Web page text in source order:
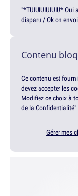
"*TUIUIUIUIUIU*
disparu / Ok on
Contenu
Ce contenu est
devez accepter les
Modifiez ce choix à
de la Confidentialité"
Gérer mes